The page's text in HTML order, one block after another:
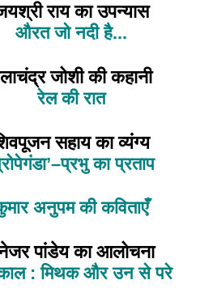
राय का उपन्यास
औरत जो नदी है...
जोशी की कहानी
रेल की रात
सहाय का व्यंग्य
का प्रताप
अनुपम की कविताएँ
पांडेय का आलोचना
: मिथक और उन से परे